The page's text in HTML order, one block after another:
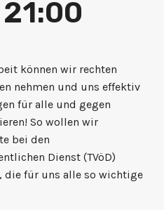
21:00
können wir rechten
nehmen und uns effektiv
für alle und gegen
So wollen wir
bei den
Dienst (TVöD)
die für uns alle so wichtige